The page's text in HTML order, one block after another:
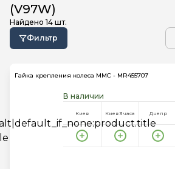
(V97W)
Найдено 14 шт.
Фильтр
Гайка крепления колеса MMC - MR455707
В наличии
Киев Киев 3 часа Днепр